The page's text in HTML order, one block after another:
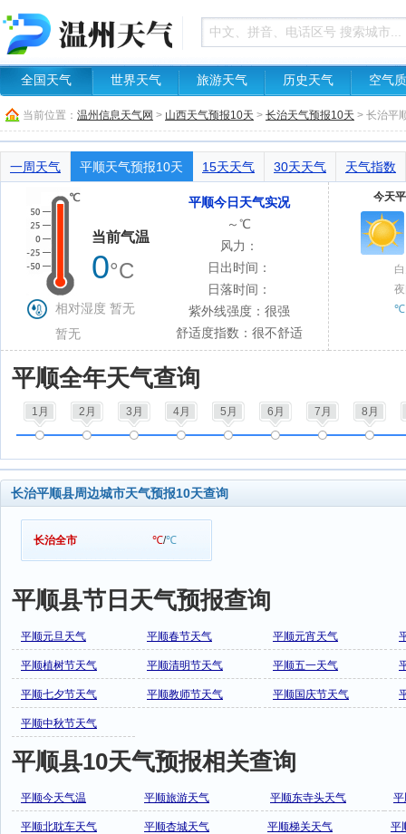
全国天气 世界天气 旅游天气 历史天气 空气
当前位置： 温州信息天气网 > 山西天气预报10天 > 长治天气预报10天 > 长治平
一周天气 平顺天气预报10天 15天天气 30天天气 天气指数
当前气温
0°C
相对湿度 暂无
暂无
平顺今日天气实况
～℃
风力：
日出时间：
日落时间：
紫外线强度：很强
舒适度指数：很不舒适
今天
℃
平顺全年天气查询
1月 2月 3月 4月 5月 6月 7月 8月
长治平顺县周边城市天气预报10天查询
长治全市 ℃/℃
平顺县节日天气预报查询
平顺元旦天气 平顺春节天气 平顺元宵天气
平顺植树节天气 平顺清明节天气 平顺五一天气
平顺七夕节天气 平顺教师节天气 平顺国庆节天气
平顺中秋节天气
平顺县10天气预报相关查询
平顺今天气温 平顺旅游天气 平顺东寺头天气
平顺北耽车天气 平顺杏城天气 平顺梯关天气 平